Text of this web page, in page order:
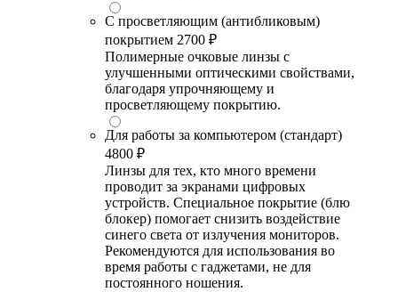
С просветляющим (антибликовым)
покрытием 2700 ₽
Полимерные очковые линзы с
улучшенными оптическими свойствами,
благодаря упрочняющему и
просветляющему покрытию.
Для работы за компьютером (стандарт)
4800 ₽
Линзы для тех, кто много времени
проводит за экранами цифровых
устройств. Специальное покрытие (блю
блокер) помогает снизить воздействие
синего света от излучения мониторов.
Рекомендуются для использования во
время работы с гаджетами, не для
постоянного ношения.